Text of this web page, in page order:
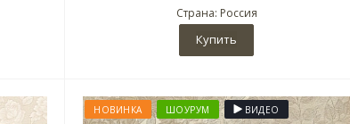
Страна: Россия
Купить
НОВИНКА ШОУРУМ ВИДЕО